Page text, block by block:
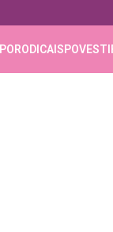
PORODICA ISPOVESTI